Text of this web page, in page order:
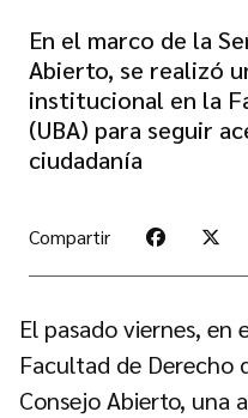
En el marco de la
Abierto, se realizó
institucional en la
(UBA) para seguir
ciudadanía
Compartir
El pasado viernes, en
Facultad de Derecho
Consejo Abierto, una